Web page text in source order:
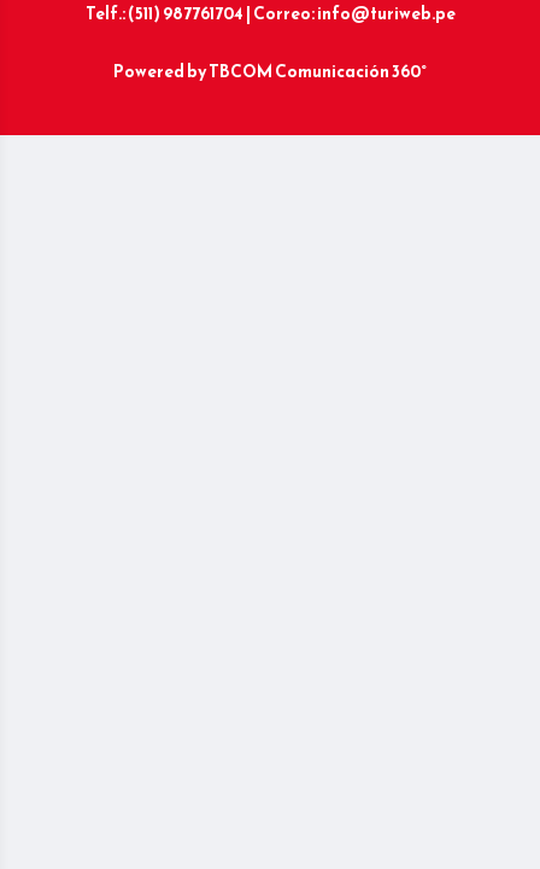
Telf.: (511) 987761704 | Correo: info@turiweb.pe
Powered byTBCOM Comunicación 360°